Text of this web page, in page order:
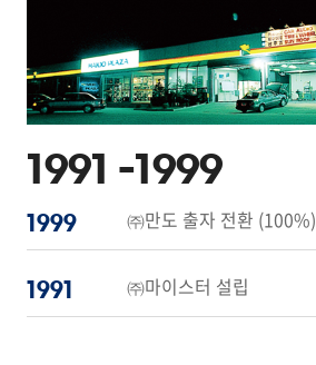
1991 -1999
1999 ㈜만도 출자 전환 (100%)
1991 ㈜마이스터 설립